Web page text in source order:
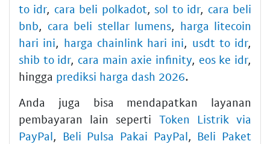
to idr, cara beli polkadot,sol to idr, cara beli
bnb, cara beli stellar lumens, harga litecoin
hari ini, harga chainlink hari ini, usdt to idr,
shib to idr, cara main axie infinity, eos ke idr,
hingga prediksi harga dash 2026.
Anda juga bisa mendapatkan layanan
pembayaran lain seperti Token Listrik via
PayPal, Beli Pulsa Pakai PayPal, Beli Paket